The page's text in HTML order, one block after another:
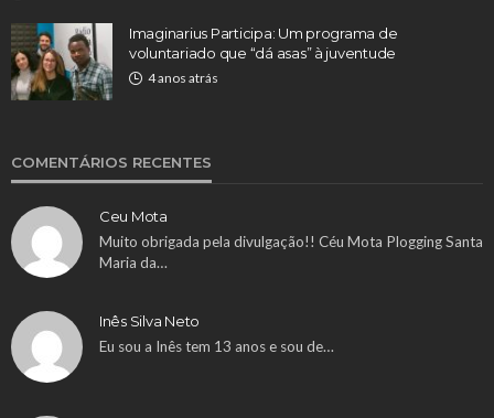
Imaginarius Participa: Um programa de
voluntariado que “dá asas” à juventude
4 anos atrás
COMENTÁRIOS RECENTES
Ceu Mota
Muito obrigada pela divulgação!! Céu Mota Plogging Santa
Maria da…
Inês Silva Neto
Eu sou a Inês tem 13 anos e sou de…